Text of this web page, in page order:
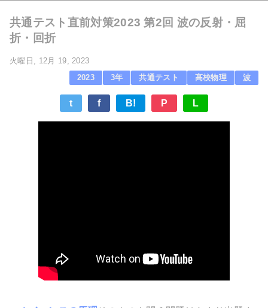
共通テスト直前対策2023 第2回 波の反射・屈
折・回折
火曜日, 12月 19, 2023
2023
3年 共通テスト 高校物理 波
t f B! P L